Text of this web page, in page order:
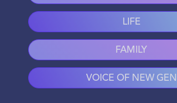
LIFE
FAMILY
VOICE OF NEW GEN